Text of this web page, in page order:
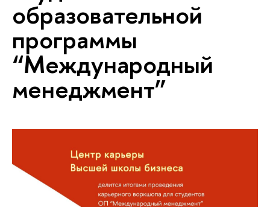
образовательной
программы
“Международный
менеджмент”